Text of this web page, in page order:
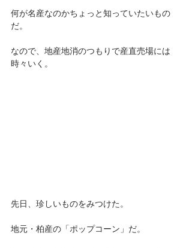
何が名産なのかちょっと知っていたいもの
だ。
なので、地産地消のつもりで産直売場には
時々いく。
先日、珍しいものをみつけた。
地元・柏産の「ポップコーン」だ。